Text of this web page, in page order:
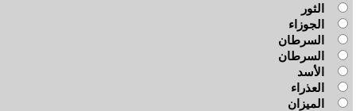
الثور
الجوزاء
السرطان
السرطان
الأسد
العذراء
الميزان